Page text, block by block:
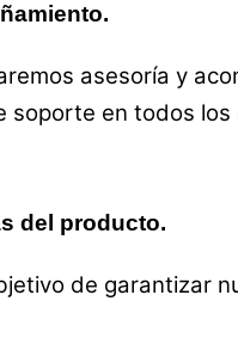
asesoría y
soporte en todos los
del producto.
de garantizar